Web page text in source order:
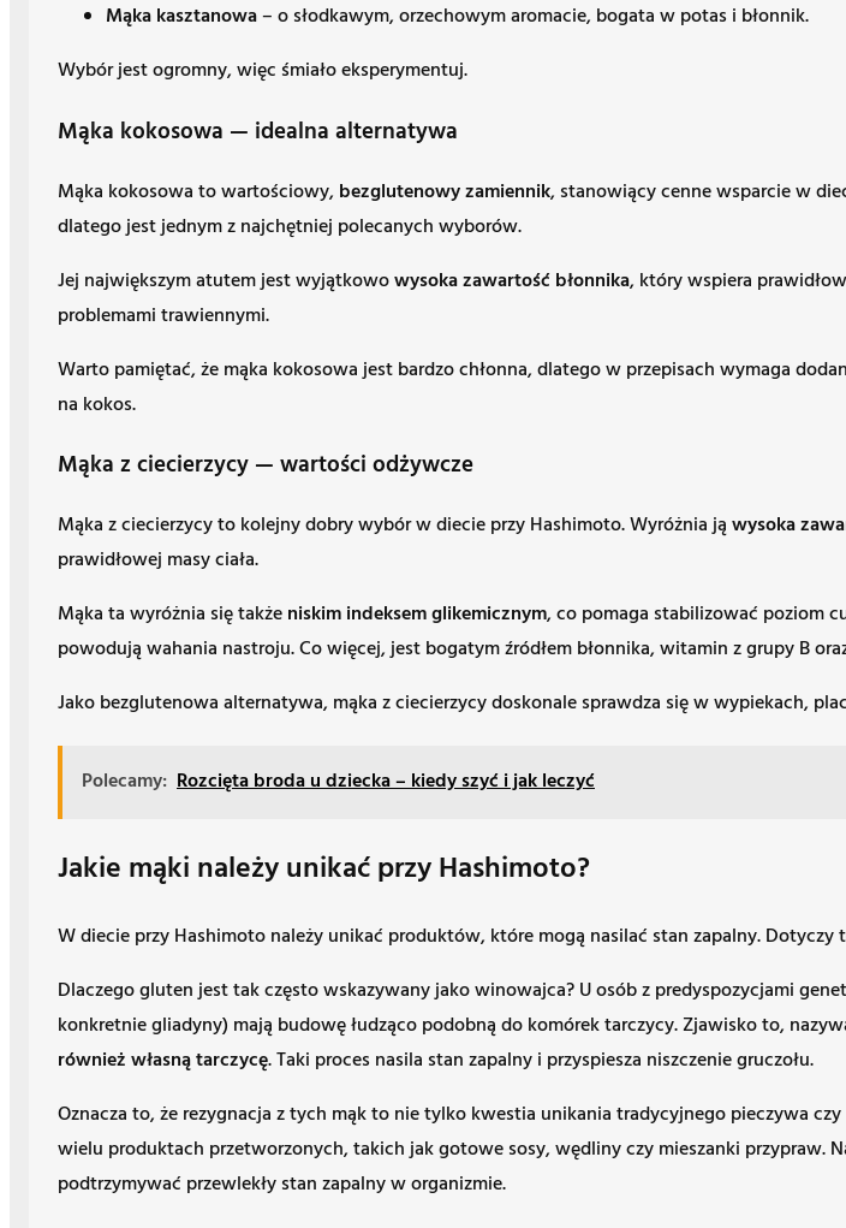
Mąka kasztanowa– o słodkawym, orzechowym aromacie, bogata w potas i błonnik.
Wybór jest ogromny, więc śmiało eksperymentuj.
Mąka kokosowa — idealna alternatywa
Mąka kokosowa to wartościowy, bezglutenowy zamiennik, stanowiący cenne wsparcie w
dlatego jest jednym z najchętniej polecanych wyborów.
Jej największym atutem jest wyjątkowowysoka zawartość błonnika, który wspiera
problemami trawiennymi.
Warto pamiętać, że mąka kokosowa jest bardzo chłonna, dlatego w przepisach wymaga
na kokos.
Mąka z ciecierzycy — wartości odżywcze
Mąka z ciecierzycy to kolejny dobry wybór w diecie przy Hashimoto. Wyróżnia jąwysoka
prawidłowej masy ciała.
Mąka ta wyróżnia się takżeniskim indeksem glikemicznym, co pomaga stabilizować poziom
powodują wahania nastroju. Co więcej, jest bogatym źródłem błonnika, witamin z grupy B
Jako bezglutenowa alternatywa, mąka z ciecierzycy doskonale sprawdza się w wypiekach,
Polecamy: Rozcięta broda u dziecka – kiedy szyć i jak leczyć
Jakie mąki należy unikać przy Hashimoto?
W diecie przy Hashimoto należy unikać produktów, które mogą nasilać stan zapalny. Dotyczy
Dlaczego gluten jest tak często wskazywany jako winowajca? U osób z predyspozycjami
konkretnie gliadyny) mają budowę łudząco podobną do komórek tarczycy. Zjawisko to,
również własną tarczycę. Taki proces nasila stan zapalny i przyspiesza niszczenie gruczołu.
Oznacza to, że rezygnacja z tych mąk to nie tylko kwestia unikania tradycyjnego pieczywa
wielu produktach przetworzonych, takich jak gotowe sosy, wędliny czy mieszanki
podtrzymywać przewlekły stan zapalny w organizmie.